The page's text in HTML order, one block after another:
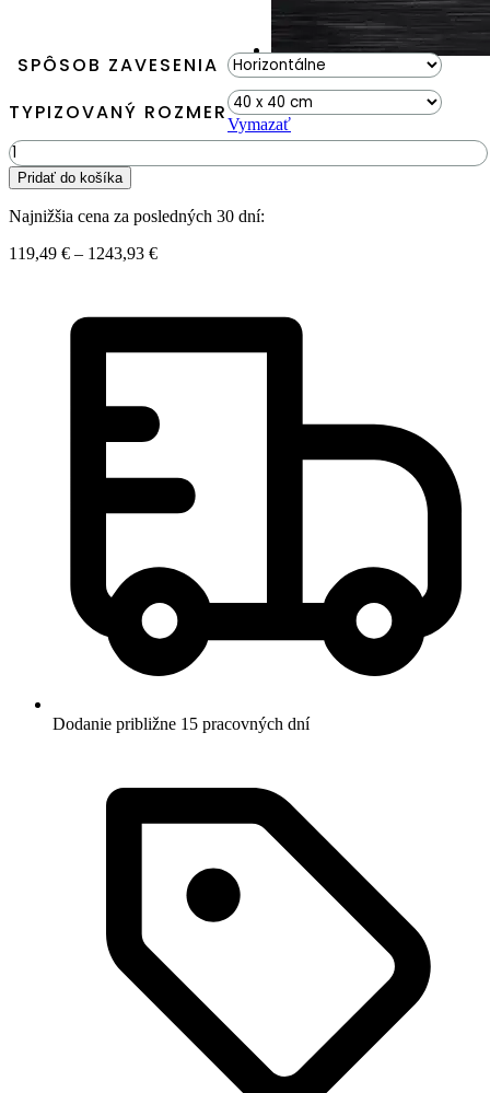
SPÔSOB ZAVESENIA
TYPIZOVANÝ ROZMERVymazať
množstvo
Machový
obraz
BOLMOSS
Natural
Green
Pridať do košíka
Najnižšia cena za posledných 30 dní:
119,49 € – 1243,93 €Price
Dodanie približne 15 pracovných dní